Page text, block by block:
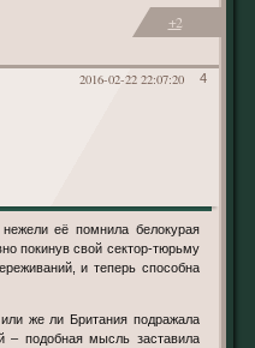
+2
4
2016-02-22 22:07:20
покинув свой сектор-тюрьму
и теперь способна
– подобная мысль заставила